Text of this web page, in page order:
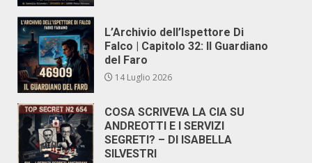
L’Archivio dell’Ispettore Di
Falco | Capitolo 32: Il Guardiano
del Faro
14 Luglio 2026
COSA SCRIVEVA LA CIA SU
ANDREOTTI E I SERVIZI
SEGRETI? – DI ISABELLA
SILVESTRI